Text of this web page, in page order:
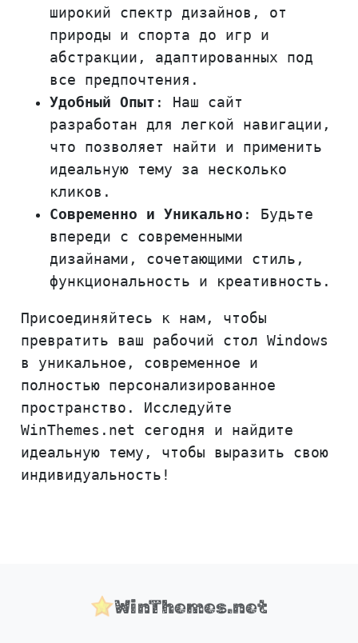
широкий спектр дизайнов, от
природы и спорта до игр и
абстракции, адаптированных под
все предпочтения.
Удобный Опыт : Наш сайт
разработан для легкой навигации,
что позволяет найти и применить
идеальную тему за несколько
кликов.
Современно и Уникально : Будьте
впереди с современными
дизайнами, сочетающими стиль,
функциональность и креативность.
Присоединяйтесь к нам, чтобы
превратить ваш рабочий стол Windows
в уникальное, современное и
полностью персонализированное
пространство. Исследуйте
WinThemes.net сегодня и найдите
идеальную тему, чтобы выразить свою
индивидуальность!
WinThemes.net